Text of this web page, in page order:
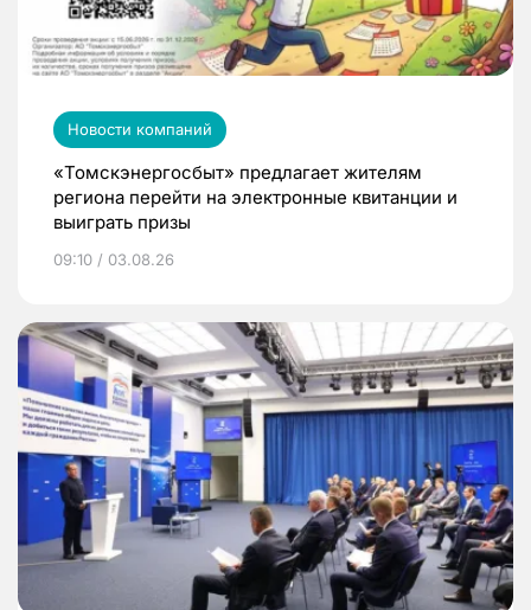
Новости компаний
«Томскэнергосбыт» предлагает жителям
региона перейти на электронные квитанции и
выиграть призы
09:10 / 03.08.26